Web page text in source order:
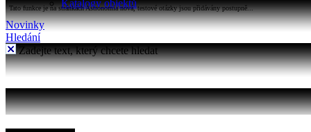
Katalogy objektů
Tato funkce je na stránkách Astronomia nová, testové otázky jsou přidávány postupně...
Novinky
Hledání
Zadejte text, který chcete hledat